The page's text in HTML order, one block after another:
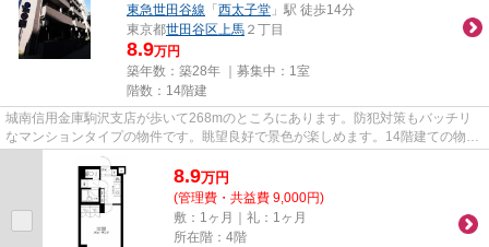
東急世田谷線 「西太子堂 」駅 徒歩14分
東京都世田谷区 上馬 ２丁目
8.9万円
築年数：築28年 ｜募集中： 1室
階数：14階建
城南信用金庫駒沢支店が歩いて268mのところにあります。防犯対策もバッチリ
なマンションタイプの物件です。眺望良好で景色が楽しめます。14階建ての物件
となっています。お電話でハウ...
8.9万円
(管理費・共益費 9,000円)
敷：1ヶ月｜礼：1ヶ月
所在階：4階